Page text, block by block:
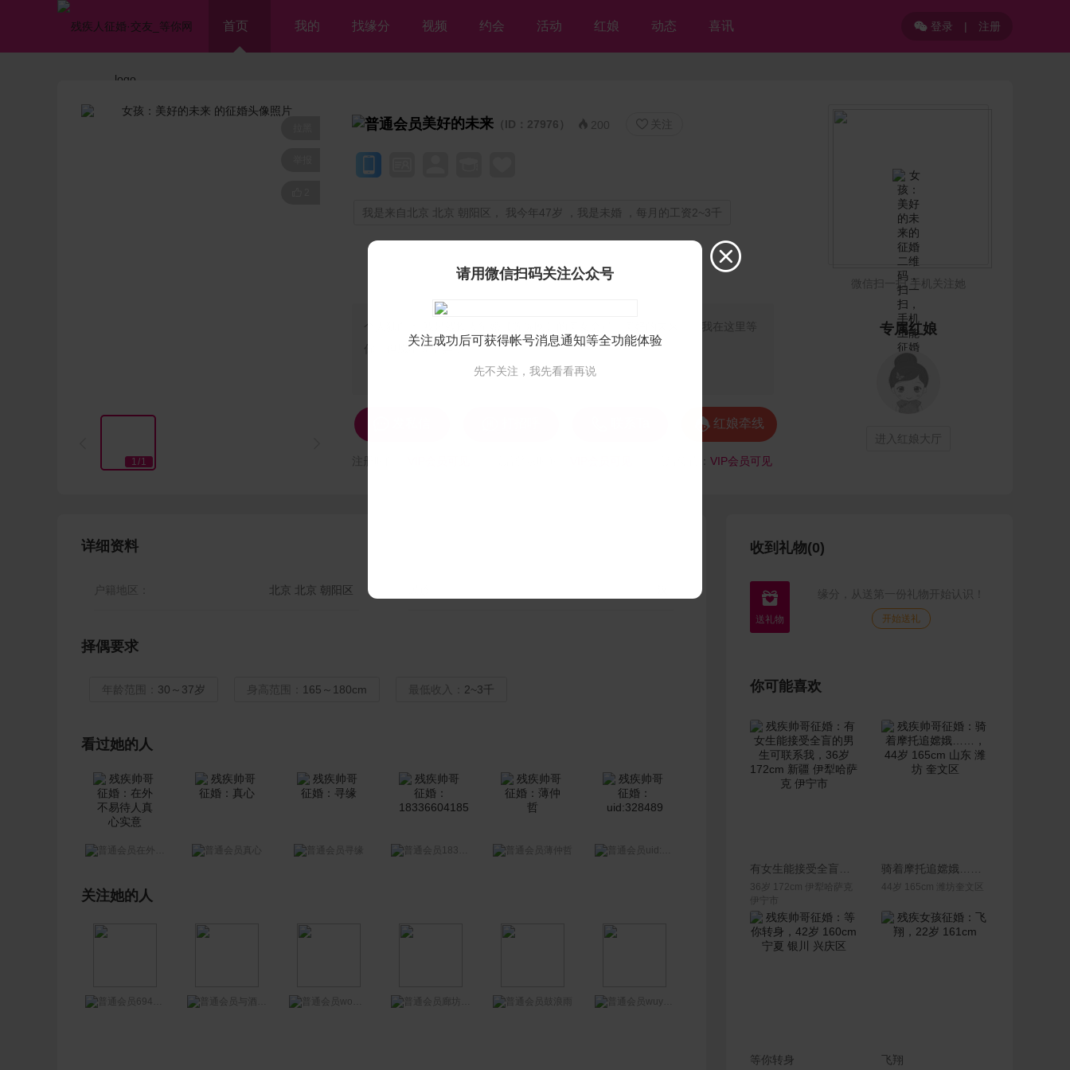
首页 我的 找缘分 视频 约会 活动 红娘 动态 喜讯 登录 | 注册
1/1
美好的未来 （ID：27976）  200  关注
我是来自北京 北京 朝阳区， 我今年47岁 ，我是未婚 ，每月的工资2~3千
个人独白：
我是残疾人征婚【等你网】的美女会员♡美好的未来♡，我在这里等
你，但愿不离不弃💘
 红娘牵线
VIP会员可见
微信扫一扫 手机关注她
专属红娘
进入红娘大厅
详细资料
户籍地区： 北京 北京 朝阳区
择偶要求
年龄范围： 30～37岁 身高范围： 165～180cm 最低收入： 2~3千
看过她的人
在外不易待人真心实意 真心 18336604185 薄仲哲 uid:328489
关注她的人
694882924 与酒初恋 womeiid 廊坊寻缘 鼓浪雨 wuyingbiao79
收到礼物(0)
 缘分，从送第一份礼物开始认识！
开始送礼
你可能喜欢
联系Ta
36岁 172cm 伊犁哈萨克
伊宁市
联系Ta
骑着摩托追嫦娥……
44岁 165cm 潍坊奎文区
联系Ta
等你转身 飞翔

请用微信扫码关注公众号
关注成功后可获得帐号消息通知等全功能体验
先不关注，我先看看再说